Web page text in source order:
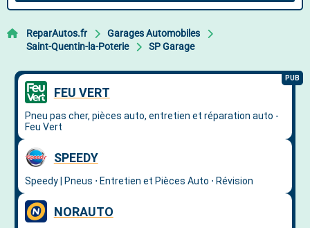
ReparAutos.fr
Garages Automobiles
Saint-Quentin-la-Poterie
SP Garage